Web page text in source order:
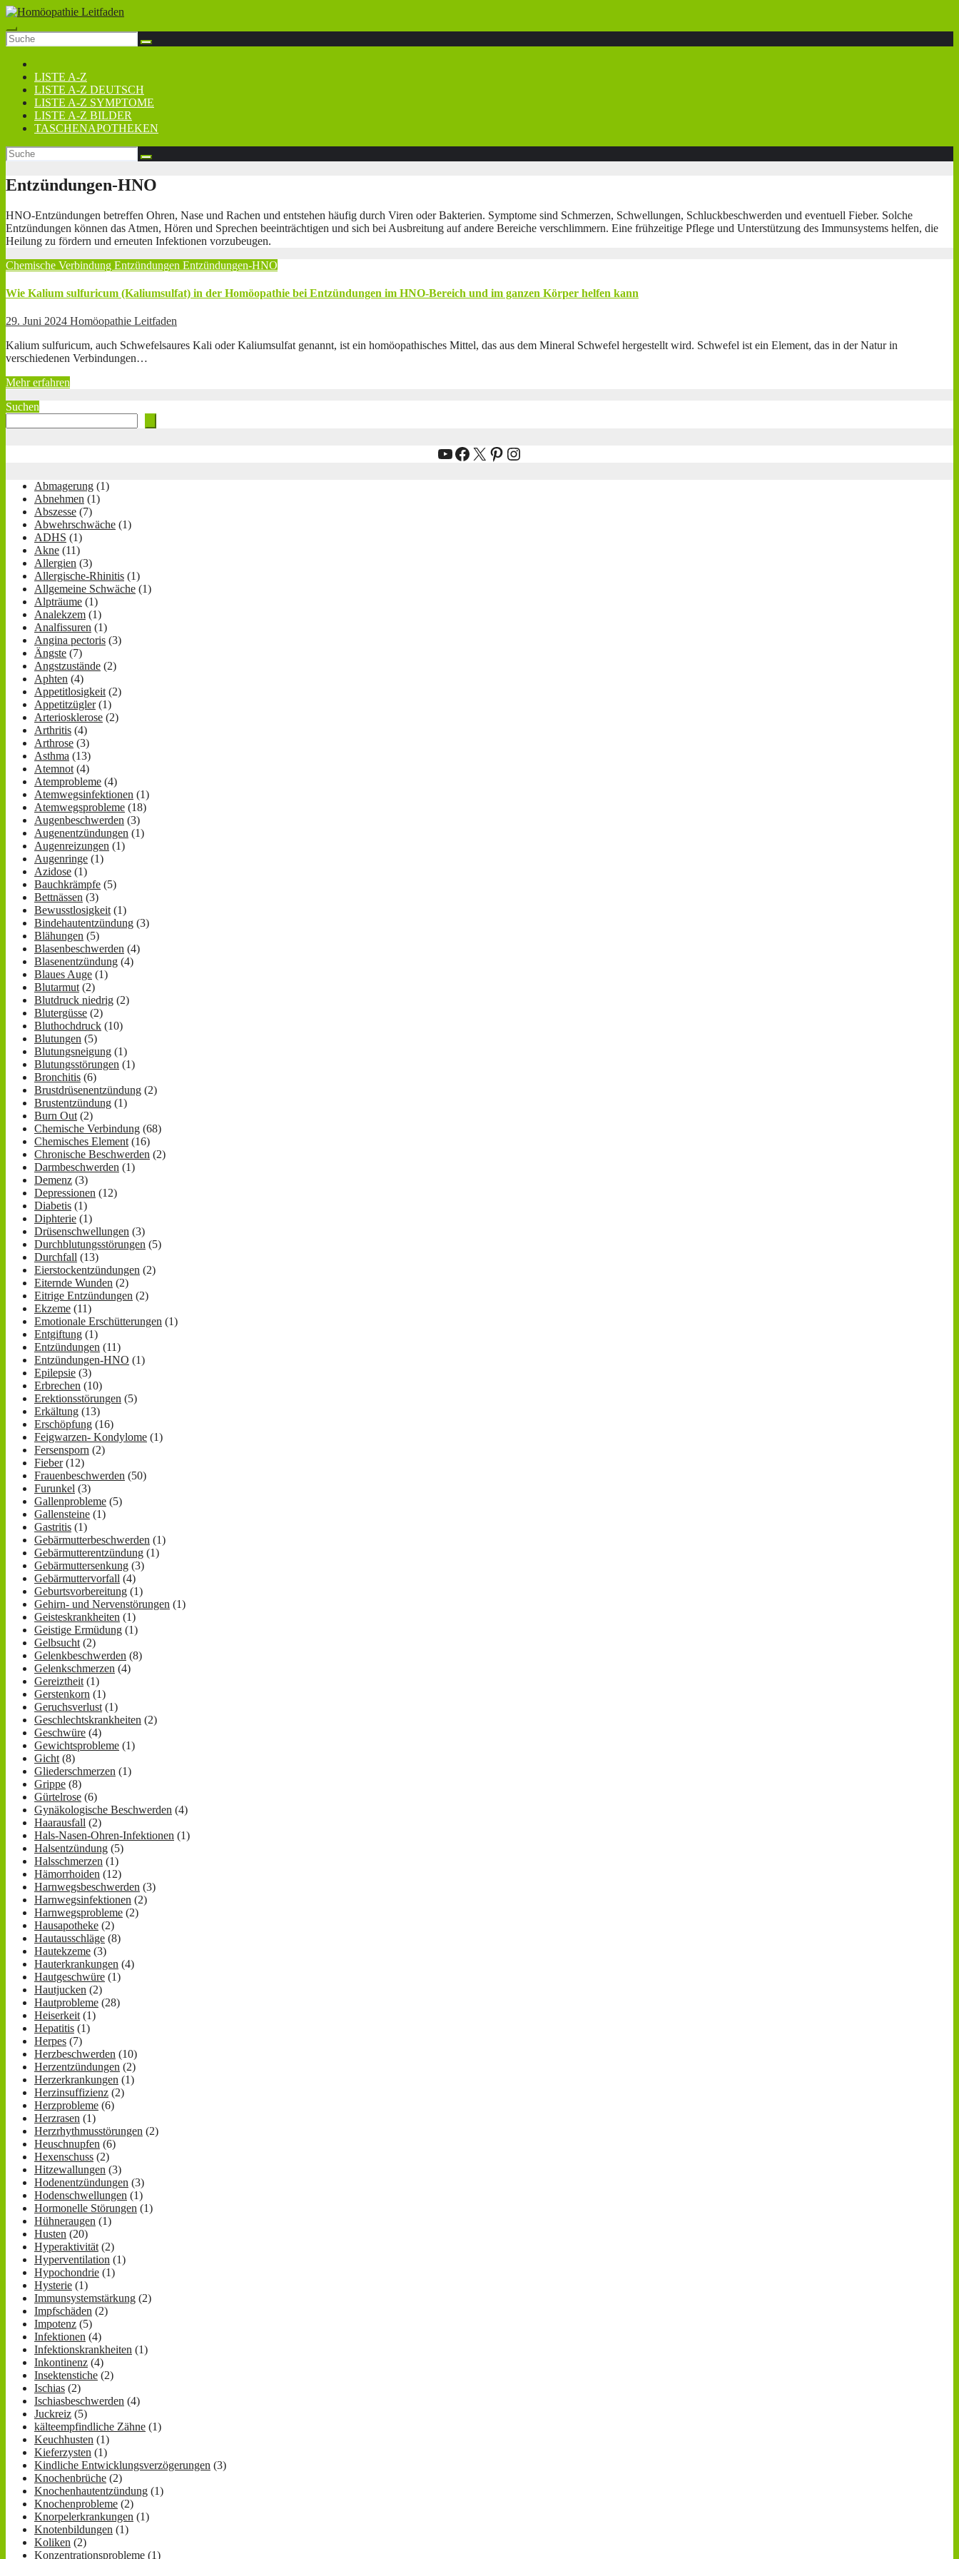
Zum
Inhalt
springen
LISTE A-Z
LISTE A-Z DEUTSCH
LISTE A-Z SYMPTOME
LISTE A-Z BILDER
TASCHENAPOTHEKEN
Entzündungen-HNO
HNO-Entzündungen betreffen Ohren, Nase und Rachen und entstehen häufig durch Viren oder Bakterien. Symptome sind Schmerzen, Schwellungen, Schluckbeschwerden und eventuell Fieber. Solche
Entzündungen können das Atmen, Hören und Sprechen beeinträchtigen und sich bei Ausbreitung auf andere Bereiche verschlimmern. Eine frühzeitige Pflege und Unterstützung des Immunsystems helfen, die
Heilung zu fördern und erneuten Infektionen vorzubeugen.
Chemische Verbindung Entzündungen Entzündungen-HNO
Wie Kalium sulfuricum (Kaliumsulfat) in der Homöopathie bei Entzündungen im HNO-Bereich und im ganzen Körper helfen kann
29. Juni 2024 Homöopathie Leitfaden
Kalium sulfuricum, auch Schwefelsaures Kali oder Kaliumsulfat genannt, ist ein homöopathisches Mittel, das aus dem Mineral Schwefel hergestellt wird. Schwefel ist ein Element, das in der Natur in
verschiedenen Verbindungen…
Mehr erfahren
Suchen
YouTube
Facebook
X Pinterest
Instagram
Abmagerung (1)
Abnehmen (1)
Abszesse (7)
Abwehrschwäche (1)
ADHS (1)
Akne (11)
Allergien (3)
Allergische-Rhinitis (1)
Allgemeine Schwäche (1)
Alpträume (1)
Analekzem (1)
Analfissuren (1)
Angina pectoris (3)
Ängste (7)
Angstzustände (2)
Aphten (4)
Appetitlosigkeit (2)
Appetitzügler(1)
Arteriosklerose (2)
Arthritis (4)
Arthrose (3)
Asthma (13)
Atemnot (4)
Atemprobleme (4)
Atemwegsinfektionen (1)
Atemwegsprobleme (18)
Augenbeschwerden (3)
Augenentzündungen (1)
Augenreizungen (1)
Augenringe (1)
Azidose (1)
Bauchkrämpfe (5)
Bettnässen (3)
Bewusstlosigkeit (1)
Bindehautentzündung (3)
Blähungen (5)
Blasenbeschwerden (4)
Blasenentzündung (4)
Blaues Auge (1)
Blutarmut (2)
Blutdruck niedrig (2)
Blutergüsse (2)
Bluthochdruck (10)
Blutungen (5)
Blutungsneigung (1)
Blutungsstörungen (1)
Bronchitis (6)
Brustdrüsenentzündung (2)
Brustentzündung (1)
Burn Out (2)
Chemische Verbindung (68)
Chemisches Element (16)
Chronische Beschwerden (2)
Darmbeschwerden (1)
Demenz (3)
Depressionen (12)
Diabetis (1)
Diphterie (1)
Drüsenschwellungen (3)
Durchblutungsstörungen (5)
Durchfall (13)
Eierstockentzündungen (2)
Eiternde Wunden (2)
Eitrige Entzündungen (2)
Ekzeme (11)
Emotionale Erschütterungen (1)
Entgiftung (1)
Entzündungen (11)
Entzündungen-HNO (1)
Epilepsie (3)
Erbrechen (10)
Erektionsstörungen (5)
Erkältung (13)
Erschöpfung (16)
Feigwarzen- Kondylome (1)
Fersensporn (2)
Fieber(12)
Frauenbeschwerden (50)
Furunkel (3)
Gallenprobleme (5)
Gallensteine (1)
Gastritis (1)
Gebärmutterbeschwerden (1)
Gebärmutterentzündung (1)
Gebärmuttersenkung (3)
Gebärmuttervorfall (4)
Geburtsvorbereitung (1)
Gehirn- und Nervenstörungen (1)
Geisteskrankheiten (1)
Geistige Ermüdung (1)
Gelbsucht (2)
Gelenkbeschwerden (8)
Gelenkschmerzen (4)
Gereiztheit (1)
Gerstenkorn (1)
Geruchsverlust (1)
Geschlechtskrankheiten (2)
Geschwüre (4)
Gewichtsprobleme (1)
Gicht (8)
Gliederschmerzen (1)
Grippe (8)
Gürtelrose (6)
Gynäkologische Beschwerden (4)
Haarausfall (2)
Hals-Nasen-Ohren-Infektionen (1)
Halsentzündung (5)
Halsschmerzen (1)
Hämorrhoiden (12)
Harnwegsbeschwerden (3)
Harnwegsinfektionen (2)
Harnwegsprobleme (2)
Hausapotheke (2)
Hautausschläge (8)
Hautekzeme (3)
Hauterkrankungen (4)
Hautgeschwüre (1)
Hautjucken (2)
Hautprobleme (28)
Heiserkeit (1)
Hepatitis (1)
Herpes (7)
Herzbeschwerden (10)
Herzentzündungen (2)
Herzerkrankungen (1)
Herzinsuffizienz (2)
Herzprobleme (6)
Herzrasen (1)
Herzrhythmusstörungen (2)
Heuschnupfen (6)
Hexenschuss (2)
Hitzewallungen (3)
Hodenentzündungen (3)
Hodenschwellungen (1)
Hormonelle Störungen (1)
Hühneraugen (1)
Husten (20)
Hyperaktivität (2)
Hyperventilation (1)
Hypochondrie (1)
Hysterie (1)
Immunsystemstärkung (2)
Impfschäden (2)
Impotenz (5)
Infektionen (4)
Infektionskrankheiten (1)
Inkontinenz (4)
Insektenstiche (2)
Ischias (2)
Ischiasbeschwerden (4)
Juckreiz (5)
kälteempfindliche Zähne (1)
Keuchhusten (1)
Kieferzysten (1)
Kindliche Entwicklungsverzögerungen (3)
Knochenbrüche (2)
Knochenhautentzündung (1)
Knochenprobleme (2)
Knorpelerkrankungen (1)
Knotenbildungen (1)
Koliken (2)
Konzentrationsprobleme (1)